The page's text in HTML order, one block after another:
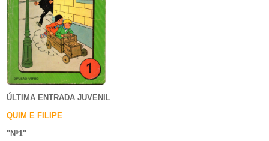
ÚLTIMA ENTRADA JUVENIL
QUIM E FILIPE
"Nº1"